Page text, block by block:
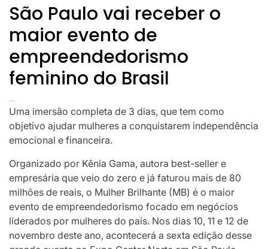
São Paulo vai receber o
maior evento de
empreendedorismo
feminino do Brasil
Uma imersão completa de 3 dias, que tem como
objetivo ajudar mulheres a conquistarem independência
emocional e financeira.
Organizado por Kênia Gama, autora best-seller e
empresária que veio do zero e já faturou mais de 80
milhões de reais, o Mulher Brilhante (MB) é o maior
evento de empreendedorismo focado em negócios
liderados por mulheres do país. Nos dias 10, 11 e 12 de
novembro deste ano, acontecerá a sexta edição desse